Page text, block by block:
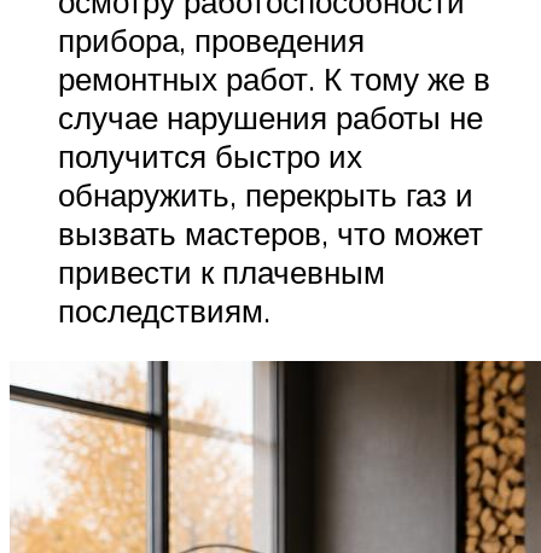
прибора, проведения
ремонтных работ. К тому же в
случае нарушения работы не
получится быстро их
обнаружить, перекрыть газ и
вызвать мастеров, что может
привести к плачевным
последствиям.